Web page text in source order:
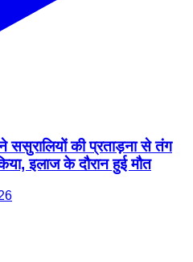
ने ससुरालियों की प्रताड़ना से तंग
इलाज के दौरान हुई मौत